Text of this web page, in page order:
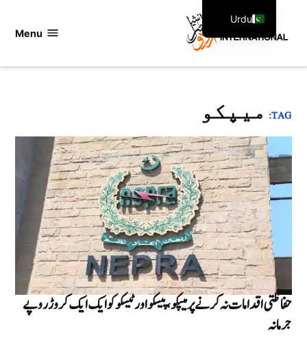
Menu
TAG: میپکو
حفاظتی اقدامات نہ کرنے پر میپکو، پیسکو اور ٹیسکو کو ایک ایک کروڑ روپے
جرمانہ
Urdu
English